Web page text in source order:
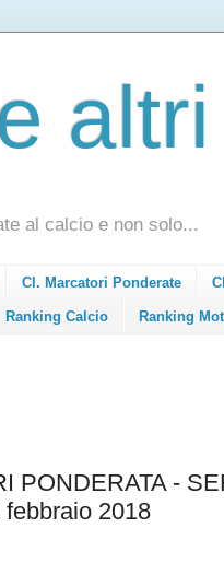
al calcio e non solo...
Cl. Marcatori Ponderate
Ranking Calcio Ranking
PONDERATA -
2018